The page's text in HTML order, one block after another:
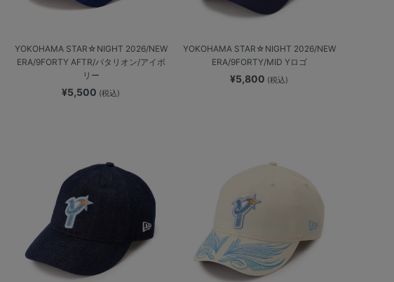
YOKOHAMA STAR☆NIGHT 2026/NEW
ERA/9FORTY AFTR/バタリオン/アイボ
リー
¥5,500 (税込)
YOKOHAMA STAR☆NIGHT 2026/NEW
ERA/9FORTY/MID Yロゴ
¥5,800 (税込)